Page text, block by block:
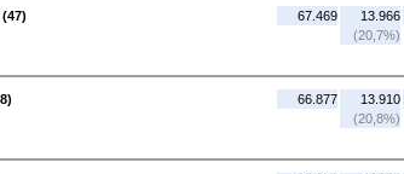
67.469
13.966
(20,7%)
66.877
13.910
(20,8%)